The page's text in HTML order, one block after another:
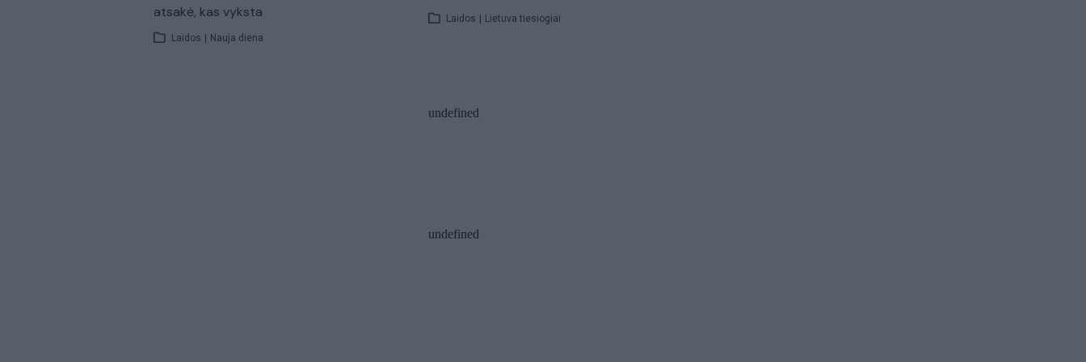
atsakė, kas vyksta
Laidos | Nauja diena
Laidos | Lietuva tiesiogiai